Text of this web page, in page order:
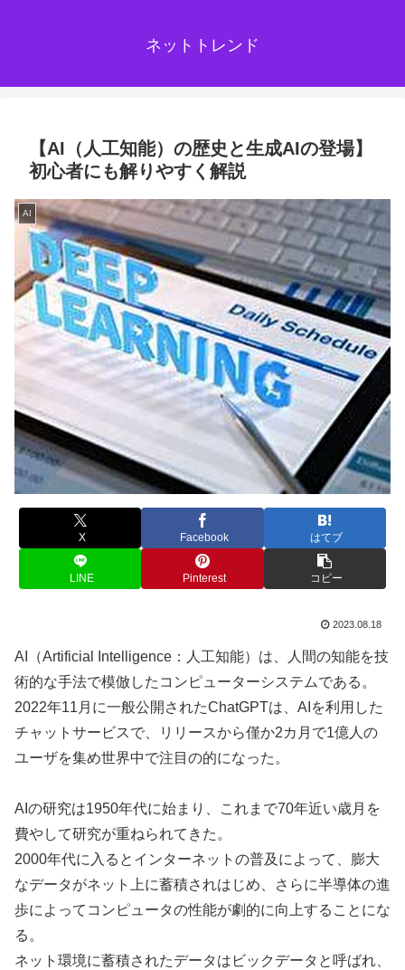
ネットトレンド
【AI（人工知能）の歴史と生成AIの登場】
初心者にも解りやすく解説
AI
X Facebook はてブ
LINE Pinterest コピー
2023.08.18
AI（Artificial Intelligence：人工知能）は、人間の知能を技
術的な手法で模倣したコンピューターシステムである。
2022年11月に一般公開されたChatGPTは、AIを利用した
チャットサービスで、リリースから僅か2カ月で1億人の
ユーザを集め世界中で注目の的になった。
AIの研究は1950年代に始まり、これまで70年近い歳月を
費やして研究が重ねられてきた。
2000年代に入るとインターネットの普及によって、膨大
なデータがネット上に蓄積されはじめ、さらに半導体の進
歩によってコンピュータの性能が劇的に向上することにな
る。
ネット環境に蓄積されたデータはビックデータと呼ばれ、